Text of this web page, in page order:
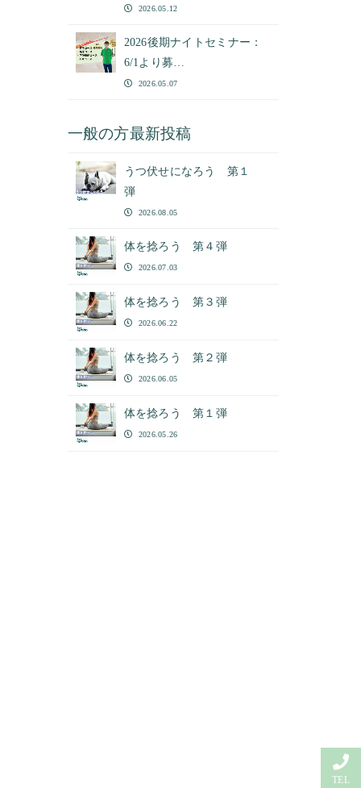
2026.05.12
2026後期ナイトセミナー：
6/1より募…
2026.05.07
一般の方最新投稿
うつ伏せになろう 第１
弾
2026.08.05
体を捻ろう 第４弾
2026.07.03
体を捻ろう 第３弾
2026.06.22
体を捻ろう 第２弾
2026.06.05
体を捻ろう 第１弾
2026.05.26
TEL